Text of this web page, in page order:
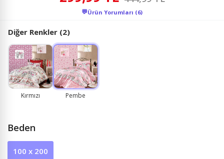
💬Ürün Yorumları (6)
Diğer Renkler (2)
Kırmızı Pembe
Beden
100 x 200